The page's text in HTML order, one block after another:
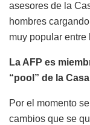
asesores de la
hombres
muy popular entre
La AFP es
“pool” de la
Por el momento
cambios que se